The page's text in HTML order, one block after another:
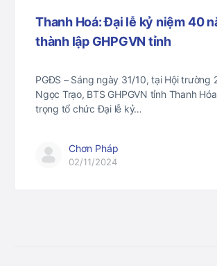
Thanh Hoá: Đại lễ kỷ niệm 40
thành lập GHPGVN tỉnh
PGĐS – Sáng ngày 31/10, tại Hội trường
Ngọc Trạo, BTS GHPGVN tỉnh Thanh
trọng tổ chức Đại lễ kỷ…
Chơn Pháp
02/11/2024